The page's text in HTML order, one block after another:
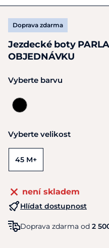
Doprava zdarma
Jezdecké boty
OBJEDNÁVKU
Vyberte barvu
Vyberte velikost
45 M+
není skladem
Hlídat dostupnost
Doprava zdarma od 2